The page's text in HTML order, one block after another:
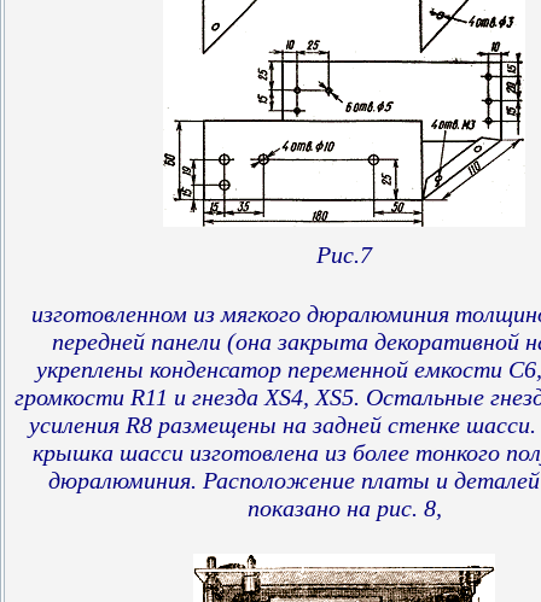
Рис.7
изготовленном из мягкого дюралюминия
передней панели (она закрыта декоративной
укреплены конденсатор переменной емкости
громкости R11 и гнезда XS4, XS5. Остальные
усиления R8 размещены на задней стенке
крышка шасси изготовлена из более тонкого
дюралюминия. Расположение платы и
показано на рис. 8,